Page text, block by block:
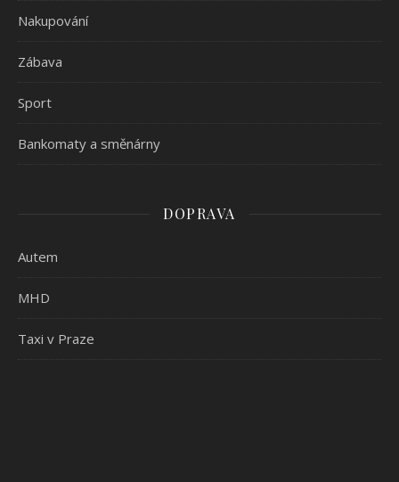
Nakupování
Zábava
Sport
Bankomaty a směnárny
DOPRAVA
Autem
MHD
Taxi v Praze